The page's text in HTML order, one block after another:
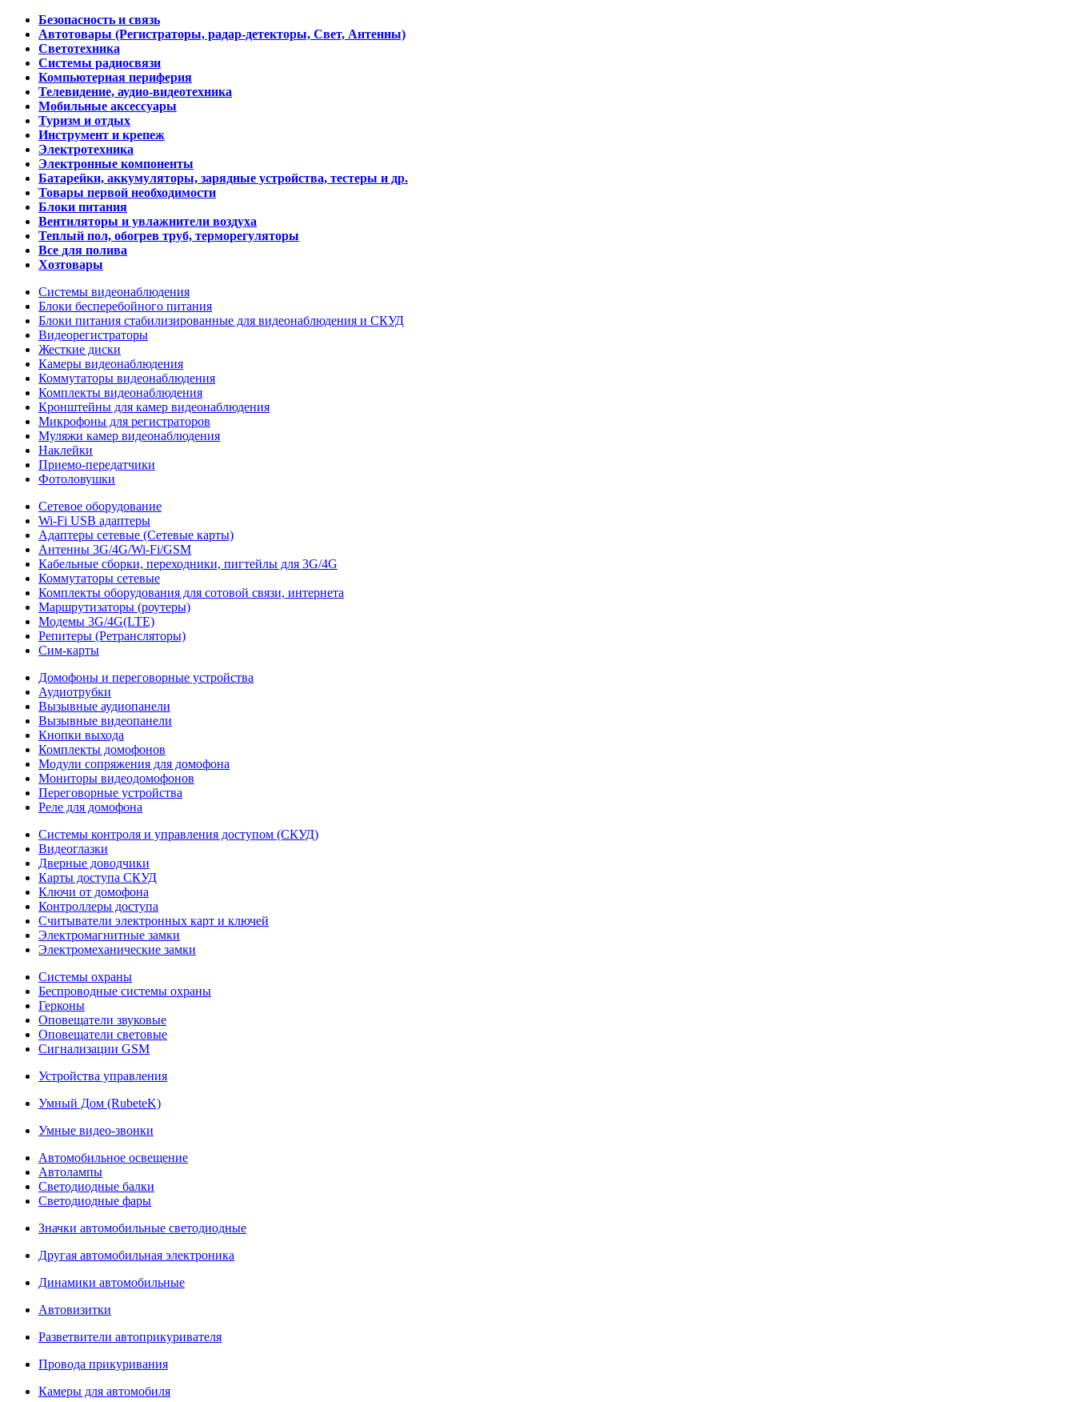
Безопасность и связь
Автотовары (Регистраторы, радар-детекторы, Свет, Антенны)
Светотехника
Системы радиосвязи
Компьютерная периферия
Телевидение, аудио-видеотехника
Мобильные аксессуары
Туризм и отдых
Инструмент и крепеж
Электротехника
Электронные компоненты
Батарейки, аккумуляторы, зарядные устройства, тестеры и др.
Товары первой необходимости
Блоки питания
Вентиляторы и увлажнители воздуха
Теплый пол, обогрев труб, терморегуляторы
Все для полива
Хозтовары
Системы видеонаблюдения
Блоки бесперебойного питания
Блоки питания стабилизированные для видеонаблюдения и СКУД
Видеорегистраторы
Жесткие диски
Камеры видеонаблюдения
Коммутаторы видеонаблюдения
Комплекты видеонаблюдения
Кронштейны для камер видеонаблюдения
Микрофоны для регистраторов
Муляжи камер видеонаблюдения
Наклейки
Приемо-передатчики
Фотоловушки
Сетевое оборудование
Wi-Fi USB адаптеры
Адаптеры сетевые (Сетевые карты)
Антенны 3G/4G/Wi-Fi/GSM
Кабельные сборки, переходники, пигтейлы для 3G/4G
Коммутаторы сетевые
Комплекты оборудования для сотовой связи, интернета
Маршрутизаторы (роутеры)
Модемы 3G/4G(LTE)
Репитеры (Ретрансляторы)
Сим-карты
Домофоны и переговорные устройства
Аудиотрубки
Вызывные аудиопанели
Вызывные видеопанели
Кнопки выхода
Комплекты домофонов
Модули сопряжения для домофона
Мониторы видеодомофонов
Переговорные устройства
Реле для домофона
Системы контроля и управления доступом (СКУД)
Видеоглазки
Дверные доводчики
Карты доступа СКУД
Ключи от домофона
Контроллеры доступа
Считыватели электронных карт и ключей
Электромагнитные замки
Электромеханические замки
Системы охраны
Беспроводные системы охраны
Герконы
Оповещатели звуковые
Оповещатели световые
Сигнализации GSM
Устройства управления
Умный Дом (RubeteK)
Умные видео-звонки
Автомобильное освещение
Автолампы
Светодиодные балки
Светодиодные фары
Значки автомобильные светодиодные
Другая автомобильная электроника
Динамики автомобильные
Автовизитки
Разветвители автоприкуривателя
Провода прикуривания
Камеры для автомобиля